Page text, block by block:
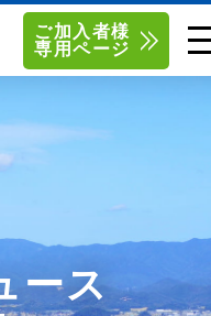
34-2525
210-1200
南東北センター(福島)
ご加入者様
専用ページ
ース